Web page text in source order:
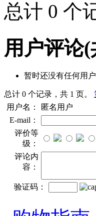
总计 0 个
用户评论(
暂时还没有任何用
总计 0 个记录，共 1 页。
用户名：
匿名用户
E-mail：
评价等
级：
评论内
容：
验证码：